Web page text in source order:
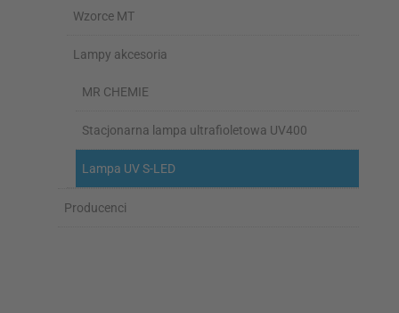
Wzorce MT
Lampy akcesoria
MR CHEMIE
Stacjonarna lampa ultrafioletowa UV400
Lampa UV S-LED
Producenci